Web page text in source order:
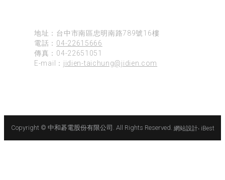
地址：台中市南區忠明南路789號16樓
電話： 04-22615666
傳真：04-22651051
E-mail： jidien-taichung@jidien.com
Copyright © 中和碁電股份有限公司. All Rights Reserved. 網站設計‧ iBest